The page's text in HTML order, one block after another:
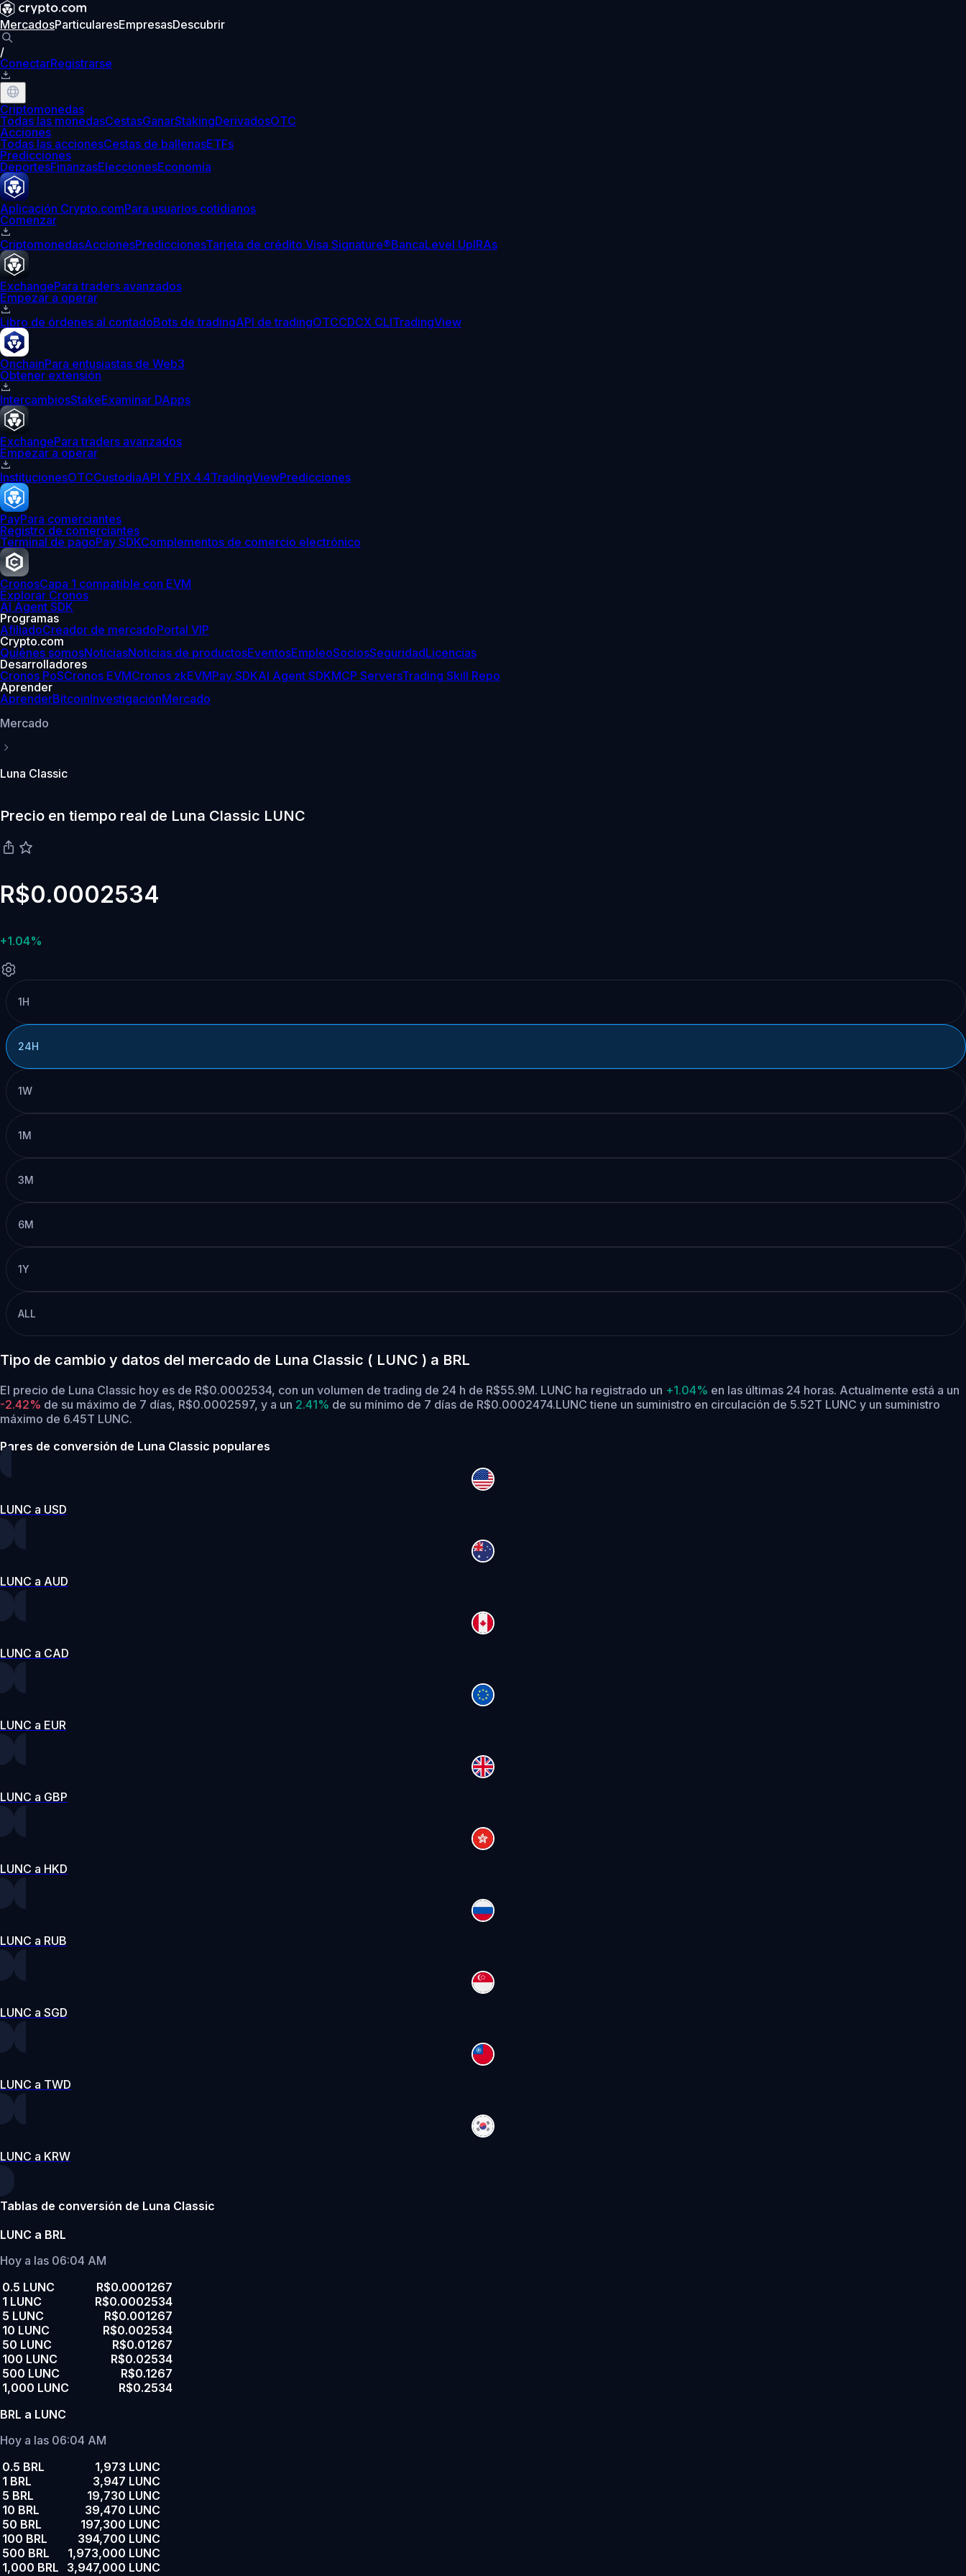
MercadosParticularesEmpresasDescubrir
/
ConectarRegistrarse
Criptomonedas
Todas las monedasCestasGanarStakingDerivadosOTC
Acciones
Todas las accionesCestas de ballenasETFs
Predicciones
DeportesFinanzasEleccionesEconomía
Aplicación Crypto.comPara usuarios cotidianos
Comenzar
CriptomonedasAccionesPrediccionesTarjeta de crédito Visa Signature®BancaLevel UpIRAs
ExchangePara traders avanzados
Empezar a operar
Libro de órdenes al contadoBots de tradingAPI de tradingOTCCDCX CLITradingView
OnchainPara entusiastas de Web3
Obtener extensión
IntercambiosStakeExaminar DApps
ExchangePara traders avanzados
Empezar a operar
InstitucionesOTCCustodiaAPI Y FIX 4.4TradingViewPredicciones
PayPara comerciantes
Registro de comerciantes
Terminal de pagoPay SDKComplementos de comercio electrónico
CronosCapa 1 compatible con EVM
Explorar Cronos
AI Agent SDK
Programas
AfiliadoCreador de mercadoPortal VIP
Crypto.com
Quiénes somosNoticiasNoticias de productosEventosEmpleoSociosSeguridadLicencias
Desarrolladores
Cronos PoSCronos EVMCronos zkEVMPay SDKAI Agent SDKMCP ServersTrading Skill Repo
Aprender
AprenderBitcoinInvestigaciónMercado
Mercado
Luna Classic
Precio en tiempo real de Luna Classic LUNC
R$0.0002534
+1.04%
1H
24H
1W
1M
3M
6M
1Y
ALL
Tipo de cambio y datos del mercado de Luna Classic ( LUNC ) a BRL
El precio de Luna Classic hoy es de R$0.0002534, con un volumen de trading de 24 h de R$55.9M. LUNC ha registrado un +1.04% en las últimas 24 horas. Actualmente está a un
-2.42% de su máximo de 7 días, R$0.0002597, y a un 2.41% de su mínimo de 7 días de R$0.0002474.LUNC tiene un suministro en circulación de 5.52T LUNC y un suministro
máximo de 6.45T LUNC.
Pares de conversión de Luna Classic populares
LUNC a USD
LUNC a AUD
LUNC a CAD
LUNC a EUR
LUNC a GBP
LUNC a HKD
LUNC a RUB
LUNC a SGD
LUNC a TWD
LUNC a KRW
Tablas de conversión de Luna Classic
LUNC a BRL
Hoy a las 06:04 AM
0.5 LUNC
R$0.0001267
1 LUNC
R$0.0002534
5 LUNC
R$0.001267
10 LUNC
R$0.002534
50 LUNC
R$0.01267
100 LUNC
R$0.02534
500 LUNC
R$0.1267
1,000 LUNC
R$0.2534
BRL a LUNC
Hoy a las 06:04 AM
0.5 BRL
1,973 LUNC
1 BRL
3,947 LUNC
5 BRL
19,730 LUNC
10 BRL
39,470 LUNC
50 BRL
197,300 LUNC
100 BRL
394,700 LUNC
500 BRL
1,973,000 LUNC
1,000 BRL
3,947,000 LUNC